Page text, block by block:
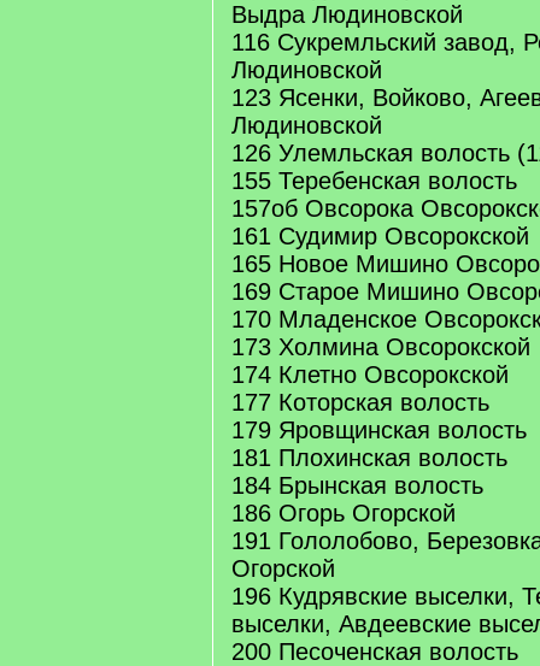
Выдра Людиновской
116 Сукремльский завод,
Людиновской
123 Ясенки, Войково,
Людиновской
126 Улемльская волость
155 Теребенская волость
157об Овсорока
161 Судимир Овсорокской
165 Новое Мишино
169 Старое Мишино
170 Младенское
173 Холмина Овсорокской
174 Клетно Овсорокской
177 Которская волость
179 Яровщинская волость
181 Плохинская волость
184 Брынская волость
186 Огорь Огорской
191 Гололобово,
Огорской
196 Кудрявские выселки,
выселки, Авдеевские
200 Песоченская волость